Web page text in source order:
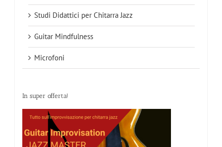
Studi Didattici per Chitarra Jazz
Guitar Mindfulness
Microfoni
In super offerta!